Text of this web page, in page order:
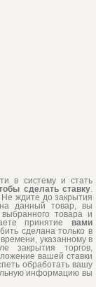
в систему и стать
сделать ставку.
Не ждите до закрытия
на данный товар, вы
товара и
принятие вами
сделана только в
указанному в
закрытия торгов,
вашей ставки
обработать вашу
информацию вы